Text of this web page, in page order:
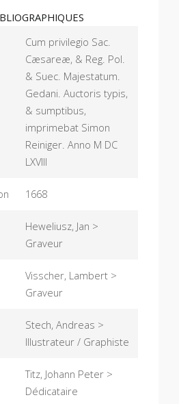
Cum privilegio Sac.
Cæsareæ, & Reg. Pol.
& Suec. Majestatum.
Gedani. Auctoris typis,
& sumptibus,
imprimebat Simon
Reiniger. Anno M DC
LXVIII
1668
Heweliusz, Jan >
Graveur
Visscher, Lambert >
Graveur
Stech, Andreas >
Illustrateur / Graphiste
Titz, Johann Peter >
Dédicataire